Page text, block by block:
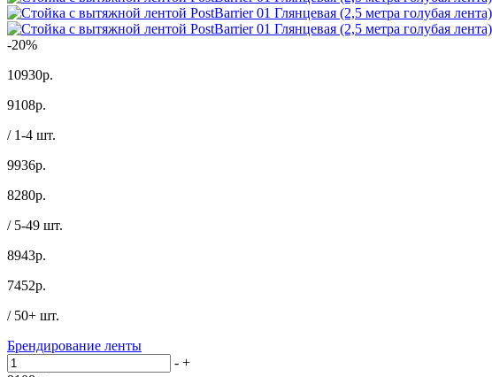
-20%
10930р.
9108р.
/ 1-4 шт.
9936р.
8280р.
/ 5-49 шт.
8943р.
7452р.
/ 50+ шт.
Брендирование ленты
- +